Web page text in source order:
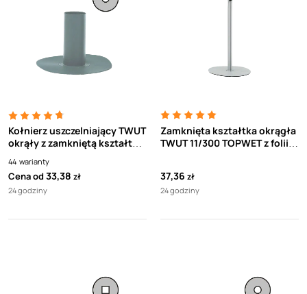
Kołnierz uszczelniający TWUT
okrąły z zamkniętą kształtką
44 warianty
Cena od33,38 zł
24 godziny
Zamknięta kształtka okrągła
TWUT 11/300 TOPWET z folii
37,36 zł
24 godziny